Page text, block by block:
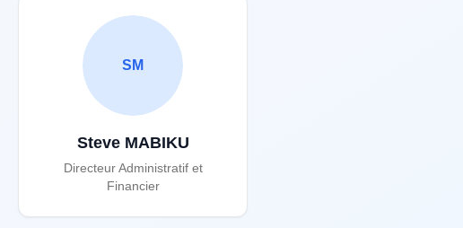
SM
Steve MABIKU
Directeur Administratif et
Financier